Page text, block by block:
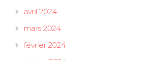
avril 2024
mars 2024
février 2024